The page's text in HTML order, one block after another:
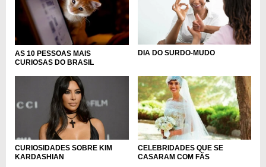
AS 10 PESSOAS MAIS
CURIOSAS DO BRASIL
DIA DO SURDO-MUDO
CURIOSIDADES SOBRE KIM
KARDASHIAN
CELEBRIDADES QUE SE
CASARAM COM FÃS